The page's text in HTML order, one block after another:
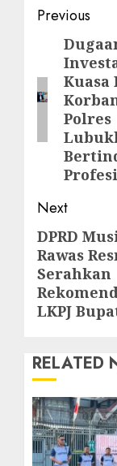
Post
Previous
Previous
post:
Kuasa
Polres
Next
Next
post:
DPRD
Rawas
Serahkan
LKPJ
RELATED